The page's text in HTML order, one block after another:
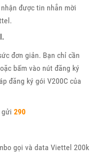
được tin nhắn mời
đơn giản. Bạn chỉ cần
bấm vào nút đăng ký
đăng ký gói V200C của
gửi 290
gọi và data Viettel 200k